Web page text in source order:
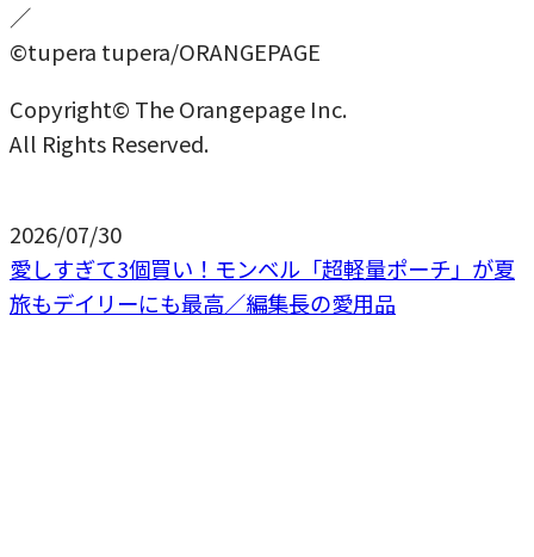
／
©tupera tupera/ORANGEPAGE
Copyright© The Orangepage Inc.
All Rights Reserved.
2026/07/30
愛しすぎて3個買い！モンベル「超軽量ポーチ」が夏
旅もデイリーにも最高／編集長の愛用品